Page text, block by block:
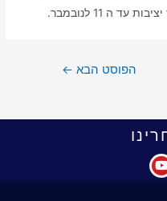
ה 11 לנובמבר.
הפוסט הבא ←